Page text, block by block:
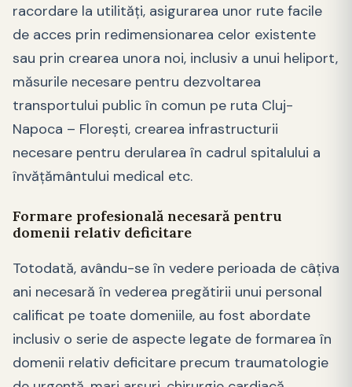
racordare la utilităţi, asigurarea unor rute facile
de acces prin redimensionarea celor existente
sau prin crearea unora noi, inclusiv a unui heliport,
măsurile necesare pentru dezvoltarea
transportului public în comun pe ruta Cluj-
Napoca – Floreşti, crearea infrastructurii
necesare pentru derularea în cadrul spitalului a
învăţământului medical etc.
Formare profesională necesară pentru
domenii relativ deficitare
Totodată, avându-se în vedere perioada de câţiva
ani necesară în vederea pregătirii unui personal
calificat pe toate domeniile, au fost abordate
inclusiv o serie de aspecte legate de formarea în
domenii relativ deficitare precum traumatologie